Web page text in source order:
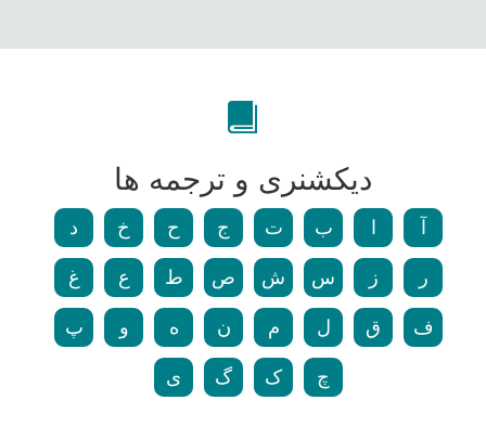
دیکشنری و ترجمه ها
ب ت ج ح خ د
ر ز س ش ص ط ع غ
ف ق ل م ن ه و پ
چ ک گ ی